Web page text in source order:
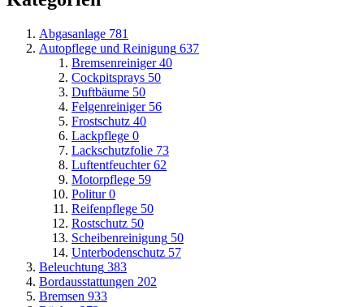
Abgasanlage 781
Autopflege und Reinigung 637
Bremsenreiniger 40
Cockpitsprays 50
Duftbäume 50
Felgenreiniger 56
Frostschutz 40
Lackpflege 0
Lackschutzfolie 73
Luftentfeuchter 62
Motorpflege 59
Politur 0
Reifenpflege 50
Rostschutz 50
Scheibenreinigung 50
Unterbodenschutz 57
Beleuchtung 383
Bordausstattungen 202
Bremsen 933